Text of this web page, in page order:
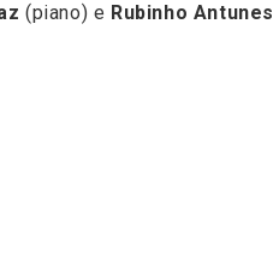
(piano) e Rubinho Antunes